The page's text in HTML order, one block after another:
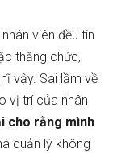
viên đều tin
thăng chức,
vậy. Sai lầm về
vị trí của nhân
cho rằng mình
quản lý không